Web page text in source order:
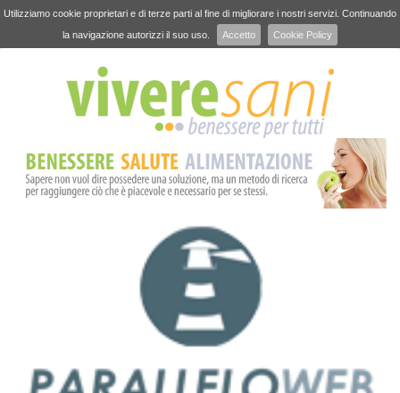
Utilizziamo cookie proprietari e di terze parti al fine di migliorare i nostri servizi. Continuando
la navigazione autorizzi il suo uso.
Accetto Cookie Policy